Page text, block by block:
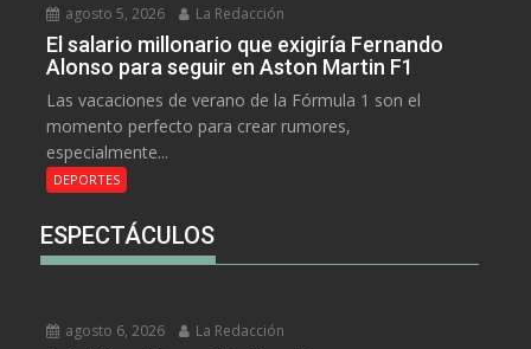
agosto 5, 2026 La Redacción
El salario millonario que exigiría Fernando
Alonso para seguir en Aston Martin F1
Las vacaciones de verano de la Fórmula 1 son el
momento perfecto para crear rumores,
especialmente...
DEPORTES
ESPECTÁCULOS
agosto 6, 2026 La Redacción